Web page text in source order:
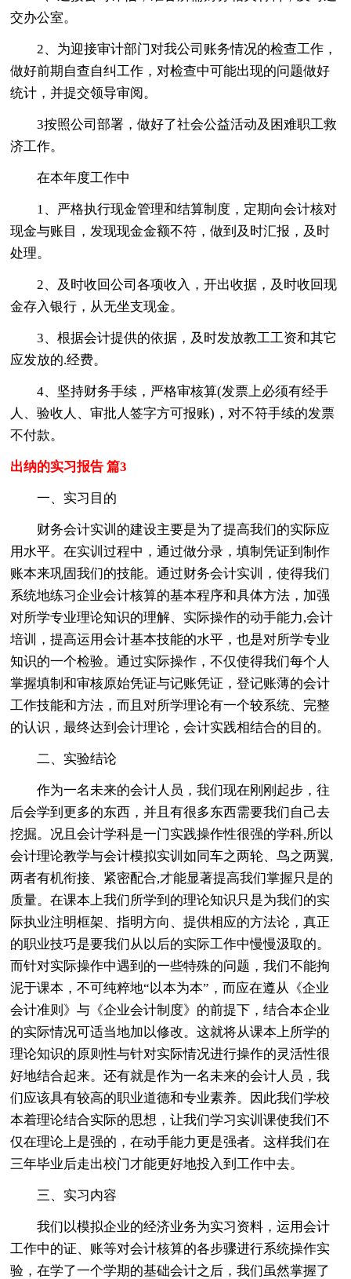
交办公室。
2、为迎接审计部门对我公司账务情况的检查工作，
做好前期自查自纠工作，对检查中可能出现的问题做好
统计，并提交领导审阅。
3按照公司部署，做好了社会公益活动及困难职工救
济工作。
在本年度工作中
1、严格执行现金管理和结算制度，定期向会计核对
现金与账目，发现现金金额不符，做到及时汇报，及时
处理。
2、及时收回公司各项收入，开出收据，及时收回现
金存入银行，从无坐支现金。
3、根据会计提供的依据，及时发放教工工资和其它
应发放的.经费。
4、坚持财务手续，严格审核算(发票上必须有经手
人、验收人、审批人签字方可报账)，对不符手续的发票
不付款。
出纳的实习报告 篇3
一、实习目的
财务会计实训的建设主要是为了提高我们的实际应
用水平。在实训过程中，通过做分录，填制凭证到制作
账本来巩固我们的技能。通过财务会计实训，使得我们
系统地练习企业会计核算的基本程序和具体方法，加强
对所学专业理论知识的理解、实际操作的动手能力,会计
培训，提高运用会计基本技能的水平，也是对所学专业
知识的一个检验。通过实际操作，不仅使得我们每个人
掌握填制和审核原始凭证与记账凭证，登记账薄的会计
工作技能和方法，而且对所学理论有一个较系统、完整
的认识，最终达到会计理论，会计实践相结合的目的。
二、实验结论
作为一名未来的会计人员，我们现在刚刚起步，往
后会学到更多的东西，并且有很多东西需要我们自己去
挖掘。况且会计学科是一门实践操作性很强的学科,所以
会计理论教学与会计模拟实训如同车之两轮、鸟之两翼,
两者有机衔接、紧密配合,才能显著提高我们掌握只是的
质量。在课本上我们所学到的理论知识只是为我们的实
际执业注明框架、指明方向、提供相应的方法论，真正
的职业技巧是要我们从以后的实际工作中慢慢汲取的。
而针对实际操作中遇到的一些特殊的问题，我们不能拘
泥于课本，不可纯粹地“以本为本”，而应在遵从《企业
会计准则》与《企业会计制度》的前提下，结合本企业
的实际情况可适当地加以修改。这就将从课本上所学的
理论知识的原则性与针对实际情况进行操作的灵活性很
好地结合起来。还有就是作为一名未来的会计人员，我
们应该具有较高的职业道德和专业素养。因此我们学校
本着理论结合实际的思想，让我们学习实训课使我们不
仅在理论上是强的，在动手能力更是强者。这样我们在
三年毕业后走出校门才能更好地投入到工作中去。
三、实习内容
我们以模拟企业的经济业务为实习资料，运用会计
工作中的证、账等对会计核算的各步骤进行系统操作实
验，在学了一个学期的基础会计之后，我们虽然掌握了